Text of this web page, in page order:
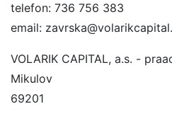
telefon: 736 756 383
email:
VOLARIK CAPITAL, a.s. -
Mikulov
69201